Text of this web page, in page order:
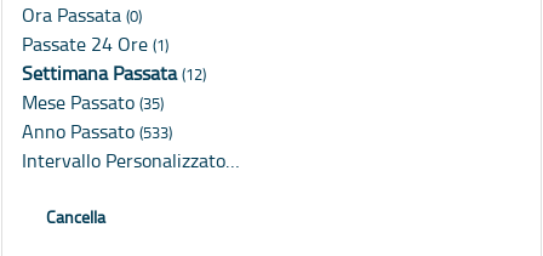
Ora Passata (0)
Passate 24 Ore (1)
Settimana Passata(12)
Mese Passato (35)
Anno Passato (533)
Intervallo Personalizzato…
Cancella